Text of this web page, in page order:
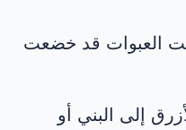
العبوات قد خضعت
إلى البني أو